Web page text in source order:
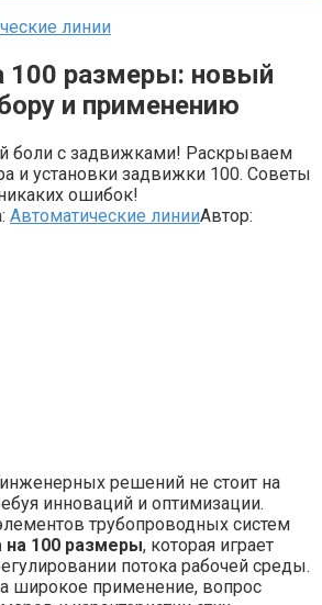
линии
100 размеры: новый
и применению
боли с задвижками! Раскрываем
и установки задвижки 100. Советы
ошибок!
Автоматические линииАвтор:
решений не стоит на
инноваций и оптимизации.
трубопроводных систем
на 100 размеры, которая играет
потока рабочей среды.
широкое применение, вопрос